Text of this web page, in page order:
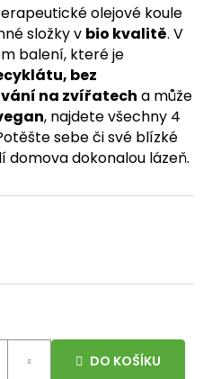
olejové koule
složky v bio kvalitě. V
balení, které je
bez
na zvířatech a může
, najdete všechny 4
sebe či své blízké
domova dokonalou lázeň.
DO KOŠÍKU